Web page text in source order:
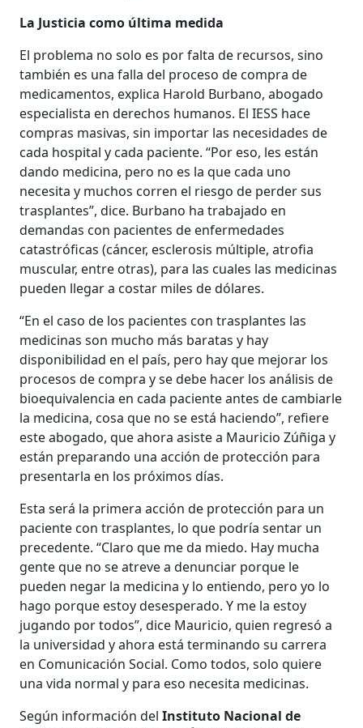
La Justicia como última medida
El problema no solo es por falta de recursos, sino
también es una falla del proceso de compra de
medicamentos, explica Harold Burbano, abogado
especialista en derechos humanos. El IESS hace
compras masivas, sin importar las necesidades de
cada hospital y cada paciente. “Por eso, les están
dando medicina, pero no es la que cada uno
necesita y muchos corren el riesgo de perder sus
trasplantes”, dice. Burbano ha trabajado en
demandas con pacientes de enfermedades
catastróficas (cáncer, esclerosis múltiple, atrofia
muscular, entre otras), para las cuales las medicinas
pueden llegar a costar miles de dólares.
“En el caso de los pacientes con trasplantes las
medicinas son mucho más baratas y hay
disponibilidad en el país, pero hay que mejorar los
procesos de compra y se debe hacer los análisis de
bioequivalencia en cada paciente antes de cambiarle
la medicina, cosa que no se está haciendo”, refiere
este abogado, que ahora asiste a Mauricio Zúñiga y
están preparando una acción de protección para
presentarla en los próximos días.
Esta será la primera acción de protección para un
paciente con trasplantes, lo que podría sentar un
precedente. “Claro que me da miedo. Hay mucha
gente que no se atreve a denunciar porque le
pueden negar la medicina y lo entiendo, pero yo lo
hago porque estoy desesperado. Y me la estoy
jugando por todos”, dice Mauricio, quien regresó a
la universidad y ahora está terminando su carrera
en Comunicación Social. Como todos, solo quiere
una vida normal y para eso necesita medicinas.
Según información delInstituto Nacional de